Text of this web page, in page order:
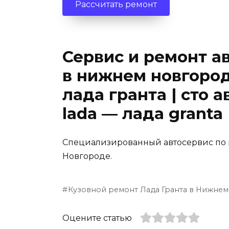
Рассчитать ремонт
Сервис и ремонт
в нижнем
лада гранта | сто
lada — лада granta
Специализированный автосервис
Новгороде.
Кузовной ремонт Лада Гранта в
Оцените статью